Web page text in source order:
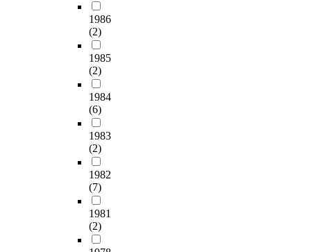
1986
(2)
1985
(2)
1984
(6)
1983
(2)
1982
(7)
1981
(2)